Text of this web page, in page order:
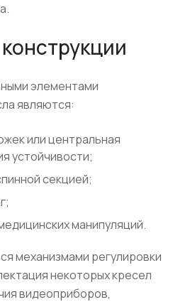
элементами
являются:
или центральная
устойчивости;
секцией;
манипуляций.
механизмами регулировки
некоторых кресел
видеоприборов,